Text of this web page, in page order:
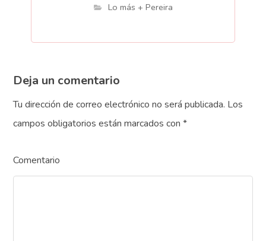
Lo más + Pereira
Deja un comentario
Tu dirección de correo electrónico no será publicada. Los
campos obligatorios están marcados con*
Comentario